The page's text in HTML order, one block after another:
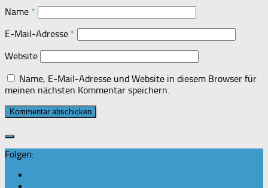
Name *
E-Mail-Adresse *
Website
Name, E-Mail-Adresse und Website in diesem Browser für
meinen nächsten Kommentar speichern.
Folgen: